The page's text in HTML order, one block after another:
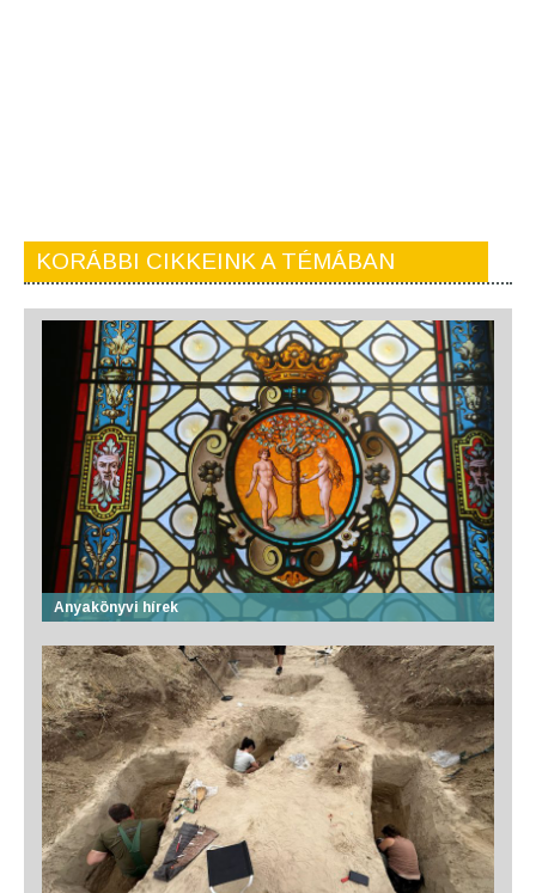
KORÁBBI CIKKEINK A TÉMÁBAN
Anyakönyvi hírek